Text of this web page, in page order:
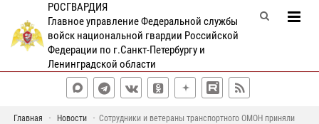
РОСГВАРДИЯ
Главное управление Федеральной службы
войск национальной гвардии Российской
Федерации по г.Санкт-Петербургу и
Ленинградской области
Главная Новости
Сотрудники и ветераны транспортного ОМОН приняли